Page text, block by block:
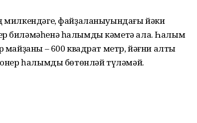
милкендәге, файҙаланыуындағы йәки
биләмәһенә һалымды кәметә ала. Һалым
майҙаны – 600 квадрат метр, йәғни алты
һалымды бөтөнләй түләмәй.